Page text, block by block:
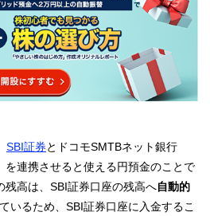
SBI証券とドコモSMTBネット銀行
を連携させると使える円預金のことで
残高は、SBI証券口座の残高へ自動的
いるため、SBI証券口座に入金するこ